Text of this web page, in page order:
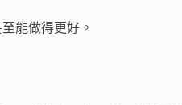
能做得更好。